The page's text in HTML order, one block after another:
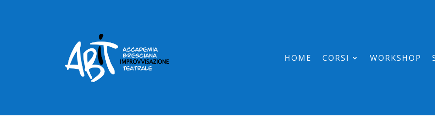
HOME CORSI WORKSHOP